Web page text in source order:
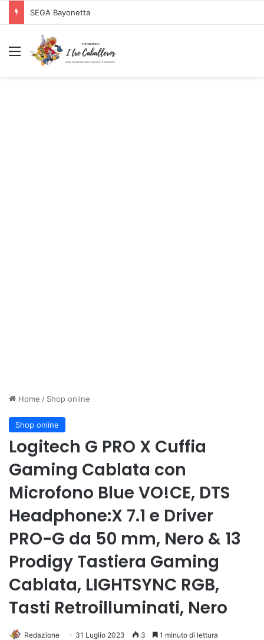
SEGA Bayonetta
Menu
Home / Shop online
Shop online
Logitech G PRO X Cuffia
Gaming Cablata con
Microfono Blue VO!CE, DTS
Headphone:X 7.1 e Driver
PRO-G da 50 mm, Nero & 13
Prodigy Tastiera Gaming
Cablata, LIGHTSYNC RGB,
Tasti Retroilluminati, Nero
Redazione 31 Luglio 2023 3 1 minuto di lettura